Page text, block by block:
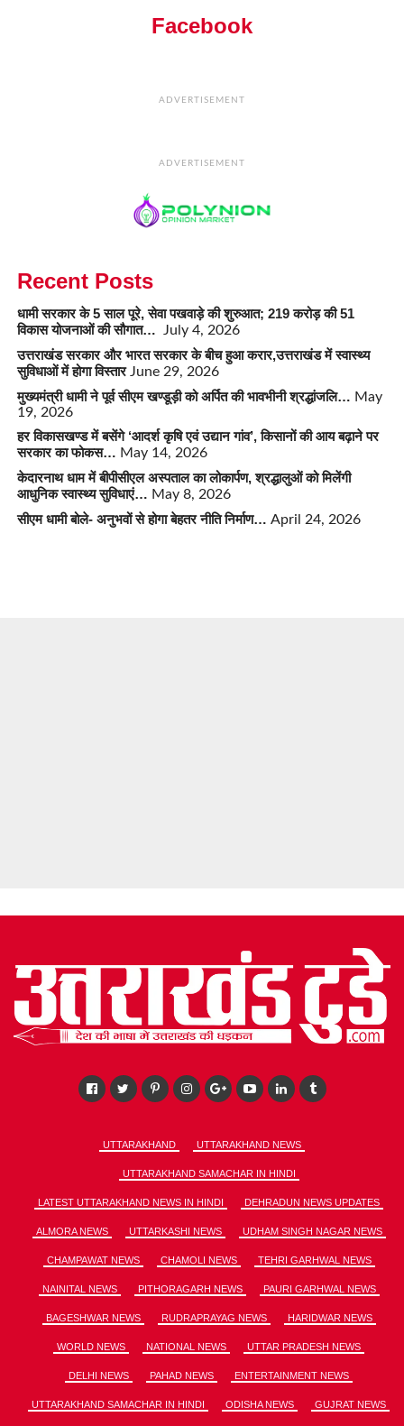
Facebook
ADVERTISEMENT
ADVERTISEMENT
Recent Posts
धामी सरकार के 5 साल पूरे, सेवा पखवाड़े की शुरुआत; 219 करोड़ की 51
विकास योजनाओं की सौगात…
July 4, 2026
उत्तराखंड सरकार और भारत सरकार के बीच हुआ करार,उत्तराखंड में स्वास्थ्य
सुविधाओं में होगा विस्तार June 29, 2026
मुख्यमंत्री धामी ने पूर्व सीएम खण्डूड़ी को अर्पित की भावभीनी श्रद्धांजलि… May
19, 2026
हर विकासखण्ड में बसेंगे ‘आदर्श कृषि एवं उद्यान गांव’, किसानों की आय बढ़ाने पर
सरकार का फोकस… May 14, 2026
केदारनाथ धाम में बीपीसीएल अस्पताल का लोकार्पण, श्रद्धालुओं को मिलेंगी
आधुनिक स्वास्थ्य सुविधाएं… May 8, 2026
सीएम धामी बोले- अनुभवों से होगा बेहतर नीति निर्माण… April 24, 2026
UTTARAKHAND UTTARAKHAND NEWS
UTTARAKHAND SAMACHAR IN HINDI
LATEST UTTARAKHAND NEWS IN HINDI DEHRADUN NEWS UPDATES
ALMORA NEWS UTTARKASHI NEWS UDHAM SINGH NAGAR NEWS
CHAMPAWAT NEWS CHAMOLI NEWS TEHRI GARHWAL NEWS
NAINITAL NEWS PITHORAGARH NEWS PAURI GARHWAL NEWS
BAGESHWAR NEWS RUDRAPRAYAG NEWS HARIDWAR NEWS
WORLD NEWS NATIONAL NEWS UTTAR PRADESH NEWS
DELHI NEWS PAHAD NEWS ENTERTAINMENT NEWS
UTTARAKHAND SAMACHAR IN HINDI ODISHA NEWS GUJRAT NEWS